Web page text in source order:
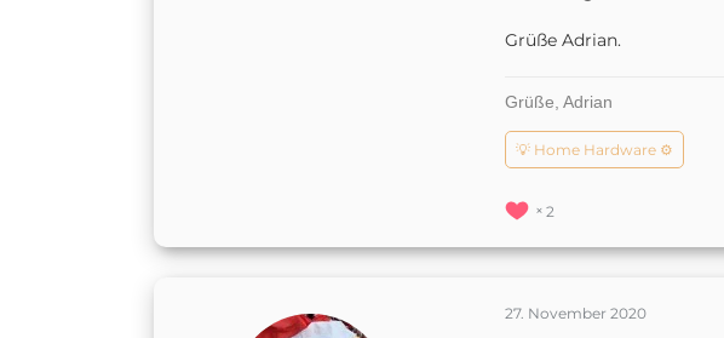
Grüße Adrian.
Grüße, Adrian
💡 Home Hardware ⚙️
2
27. November 2020